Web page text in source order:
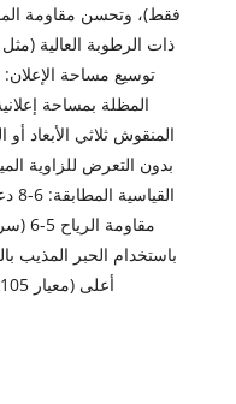
فقط)، وتحسن مقاومة
ذات الرطوبة العالية
توسيع مساحة
بدون التعرض للزاوية
أعلى (معيار ISO105)، بدون تلطخ أثناء موسم الأمطار.